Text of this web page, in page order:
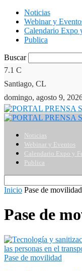
Noticias
Webinar y
Calendario Expo
Publica
Buscar
7.1 C
Santiago, CL
domingo, agosto 9,
Noticias
Webinar y Eventos
Calendario Expo y
Publica
Inicio Pase de movilidad
Pase de
Pase de movilidad